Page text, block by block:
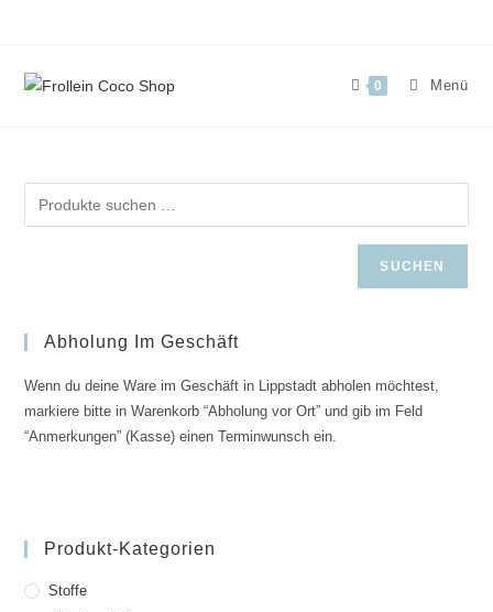
0 Menü
SUCHEN
Abholung Im Geschäft
Wenn du deine Ware im Geschäft in Lippstadt abholen möchtest,
markiere bitte in Warenkorb “Abholung vor Ort” und gib im Feld
“Anmerkungen” (Kasse) einen Terminwunsch ein.
Produkt-Kategorien
Stoffe